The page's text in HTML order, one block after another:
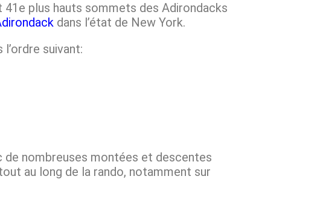
plus hauts sommets des Adirondacks
dans l’état de New York.
suivant:
de nombreuses montées et descentes
au long de la rando, notamment sur